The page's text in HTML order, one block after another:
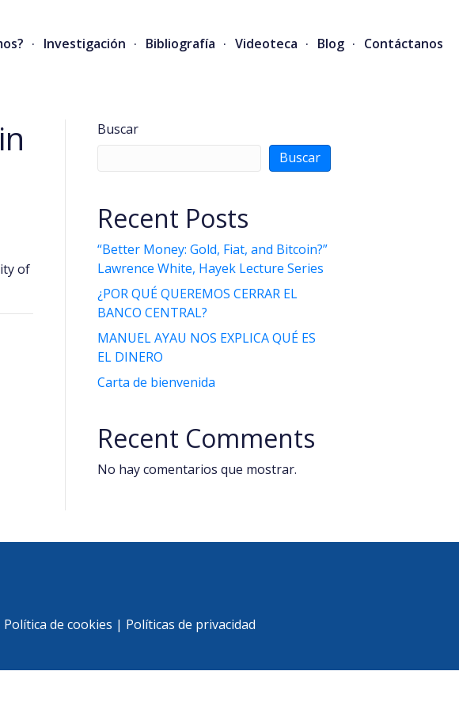
Investigación Bibliografía Videoteca Blog Contáctanos
of
Buscar
Buscar
Recent Posts
“Better Money: Gold, Fiat, and Bitcoin?”
Lawrence White, Hayek Lecture Series
¿POR QUÉ QUEREMOS CERRAR EL
BANCO CENTRAL?
MANUEL AYAU NOS EXPLICA QUÉ ES
EL DINERO
Carta de bienvenida
Recent Comments
No hay comentarios que mostrar.
Política de cookies | Políticas de privacidad